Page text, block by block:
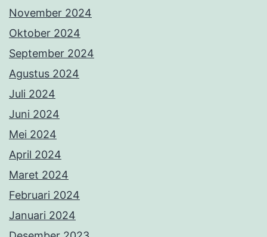
November 2024
Oktober 2024
September 2024
Agustus 2024
Juli 2024
Juni 2024
Mei 2024
April 2024
Maret 2024
Februari 2024
Januari 2024